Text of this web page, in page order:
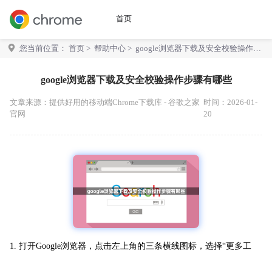
首页
您当前位置： 首页 > 帮助中心 > google浏览器下载及安全校验操作步
google浏览器下载及安全校验操作步骤有哪些
文章来源： 提供好用的移动端Chrome下载库 - 谷歌之家
官网
时间：2026-01-
20
1. 打开Google浏览器，点击左上角的三条横线图标，选择“更多工